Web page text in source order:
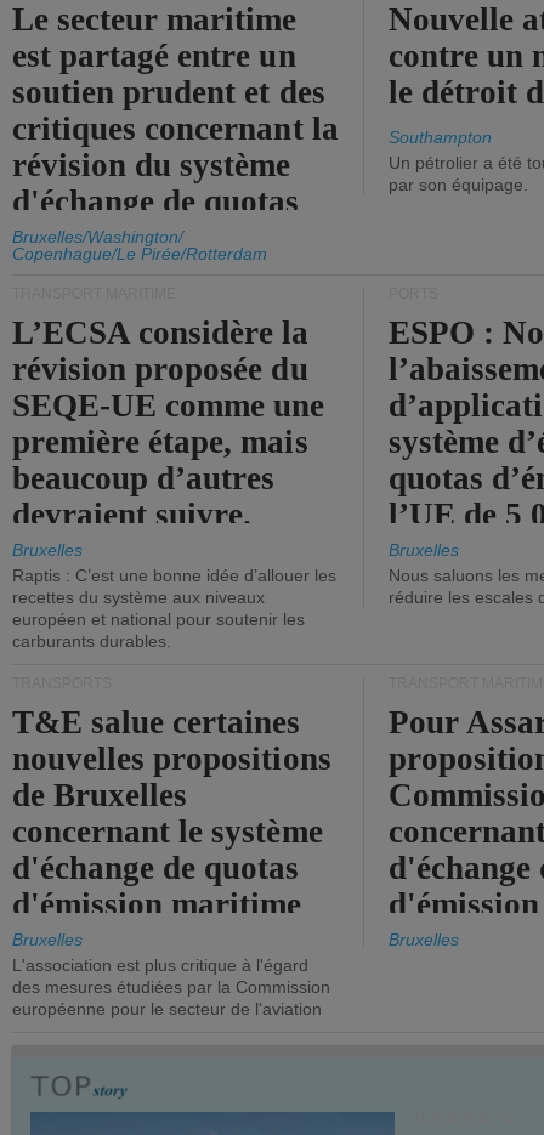
Le secteur maritime
est partagé entre un
soutien prudent et des
critiques concernant la
révision du système
d'échange de quotas
d'émission de l'UE.
Bruxelles/Washington/
Copenhague/Le Pirée/Rotterdam
Nouvelle
contre un
le détroit
Southampton
Un pétrolier a été
par son équipage.
L’ECSA considère la
révision proposée du
SEQE-UE comme une
première étape, mais
beaucoup d’autres
devraient suivre.
Bruxelles
Raptis : C’est une bonne idée d’allouer les
recettes du système aux niveaux
européen et national pour soutenir les
carburants durables.
ESPO :
système
quotas
l’UE de 5
tonneaux
brute.
Bruxelles
Nous saluons les
réduire les escales
T&E salue certaines
nouvelles propositions
de Bruxelles
concernant le système
d'échange de quotas
d'émission maritime
de l'UE.
Bruxelles
L'association est plus critique à l'égard
des mesures étudiées par la Commission
européenne pour le secteur de l'aviation
Pour
d'échange
timide,
Bruxelles